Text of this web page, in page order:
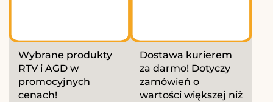
Wybrane produkty
RTV i AGD w
promocyjnych
cenach!
Dostawa kurierem
za darmo! Dotyczy
zamówień o
wartości większej niż